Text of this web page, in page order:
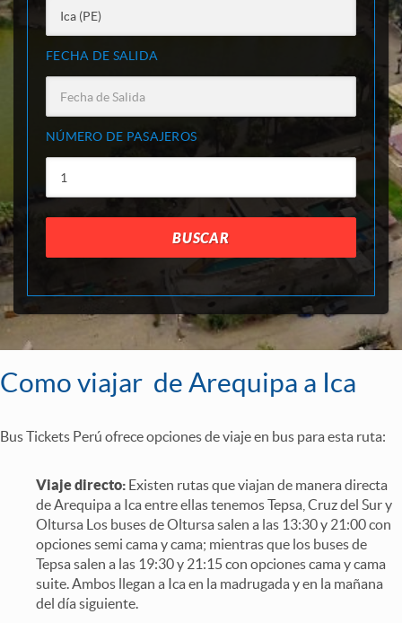
FECHA DE SALIDA
NÚMERO DE PASAJEROS
BUSCAR
Como viajar de Arequipa a Ica
Bus Tickets Perú ofrece opciones de viaje en bus para esta ruta:
Viaje directo: Existen rutas que viajan de manera directa
de Arequipa a Ica entre ellas tenemos Tepsa, Cruz del Sur y
Oltursa Los buses de Oltursa salen a las 13:30 y 21:00 con
opciones semi cama y cama; mientras que los buses de
Tepsa salen a las 19:30 y 21:15 con opciones cama y cama
suite. Ambos llegan a Ica en la madrugada y en la mañana
del día siguiente.